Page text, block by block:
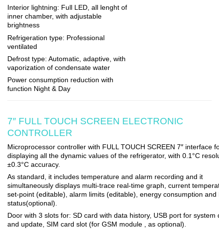
Interior lightning: Full LED, all lenght of
inner chamber, with adjustable
brightness
Refrigeration type: Professional
ventilated
Defrost type: Automatic, adaptive, with
vaporization of condensate water
Power consumption reduction with
function Night & Day
7″ FULL TOUCH SCREEN ELECTRONIC
CONTROLLER
Microprocessor controller with FULL TOUCH SCREEN 7″ interface
displaying all the dynamic values of the refrigerator, with 0.1°C
±0.3°C accuracy.
As standard, it includes temperature and alarm recording and it
simultaneously displays multi-trace real-time graph , current
set-point (editable), alarm limits (editable), energy consumption and
status(optional).
Door with 3 slots for: SD card with data history, USB port for system
and update, SIM card slot (for GSM module , as optional).